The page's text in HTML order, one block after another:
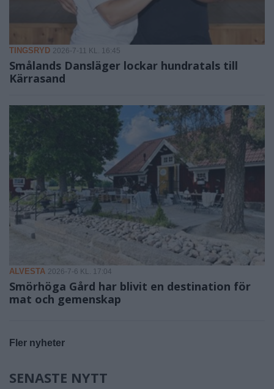
TINGSRYD 2026-7-11 KL. 16:45
Smålands Dansläger lockar hundratals till
Kärrasand
ALVESTA 2026-7-6 KL. 17:04
Smörhöga Gård har blivit en destination för
mat och gemenskap
Fler nyheter
SENASTE NYTT